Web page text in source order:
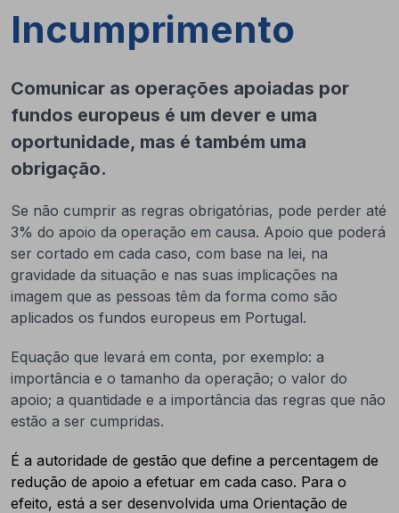
Incumprimento
Comunicar as operações apoiadas por
fundos europeus é um dever e uma
oportunidade, mas é também uma
obrigação.
Se não cumprir as regras obrigatórias, pode perder até
3% do apoio da operação em causa. Apoio que poderá
ser cortado em cada caso, com base na lei, na
gravidade da situação e nas suas implicações na
imagem que as pessoas têm da forma como são
aplicados os fundos europeus em Portugal.
Equação que levará em conta, por exemplo: a
importância e o tamanho da operação; o valor do
apoio; a quantidade e a importância das regras que não
estão a ser cumpridas.
É a autoridade de gestão que define a percentagem de
redução de apoio a efetuar em cada caso. Para o
efeito, está a ser desenvolvida uma Orientação de